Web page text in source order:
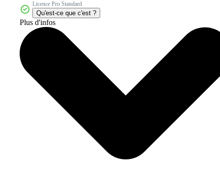
Licence Pro Standard
Qu'est-ce que c'est ?
Plus d'infos